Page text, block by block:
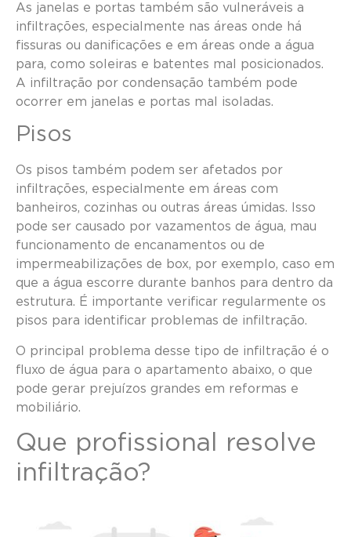
As janelas e portas também são vulneráveis a
infiltrações, especialmente nas áreas onde há
fissuras ou danificações e em áreas onde a água
para, como soleiras e batentes mal posicionados.
A infiltração por condensação também pode
ocorrer em janelas e portas mal isoladas.
Pisos
Os pisos também podem ser afetados por
infiltrações, especialmente em áreas com
banheiros, cozinhas ou outras áreas úmidas. Isso
pode ser causado por vazamentos de água, mau
funcionamento de encanamentos ou de
impermeabilizações de box, por exemplo, caso em
que a água escorre durante banhos para dentro da
estrutura. É importante verificar regularmente os
pisos para identificar problemas de infiltração.
O principal problema desse tipo de infiltração é o
fluxo de água para o apartamento abaixo, o que
pode gerar prejuízos grandes em reformas e
mobiliário.
Que profissional resolve
infiltração?